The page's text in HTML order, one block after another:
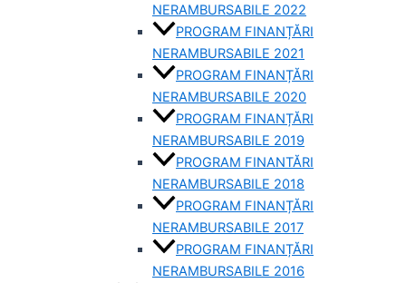
NERAMBURSABILE 2022
PROGRAM FINANȚĂRI
NERAMBURSABILE 2021
PROGRAM FINANȚĂRI
NERAMBURSABILE 2020
PROGRAM FINANȚĂRI
NERAMBURSABILE 2019
PROGRAM FINANTĂRI
NERAMBURSABILE 2018
PROGRAM FINANȚĂRI
NERAMBURSABILE 2017
PROGRAM FINANȚĂRI
NERAMBURSABILE 2016